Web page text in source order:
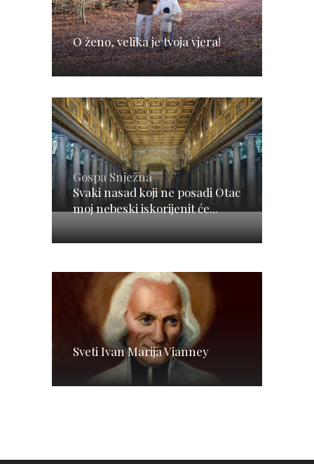
O ženo, velika je tvoja vjera!
Gospa Snježna
Svaki nasad koji ne posadi Otac
moj nebeski iskorijenit će...
Sveti Ivan Marija Vianney